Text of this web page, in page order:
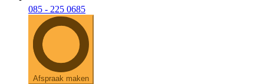
085 - 225 0685
Afspraak maken